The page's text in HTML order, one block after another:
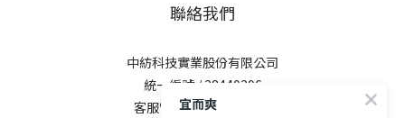
聯絡我們
中紡科技實業股份有限公司
統一編號 / 28440296
客服電話 / 0800-281729
宜而爽